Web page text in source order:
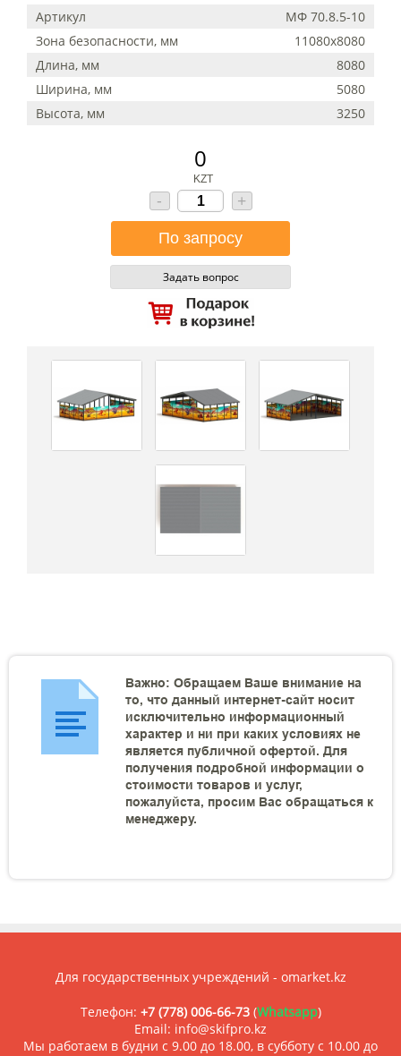
Артикул
МФ 70.8.5-10
Зона безопасности, мм
11080х8080
Длина, мм
8080
Ширина, мм
5080
Высота, мм
3250
0
KZT
- +
Задать вопрос
Важно: Обращаем Ваше внимание на
то, что данный интернет-сайт носит
исключительно информационный
характер и ни при каких условиях не
является публичной офертой. Для
получения подробной информации о
стоимости товаров и услуг,
пожалуйста, просим Вас обращаться к
менеджеру.
Для государственных учреждений - omarket.kz
Телефон: +7 (778) 006-66-73(Whatsapp)
Email: info@skifpro.kz
Мы работаем в будни с 9.00 до 18.00, в субботу с 10.00 до